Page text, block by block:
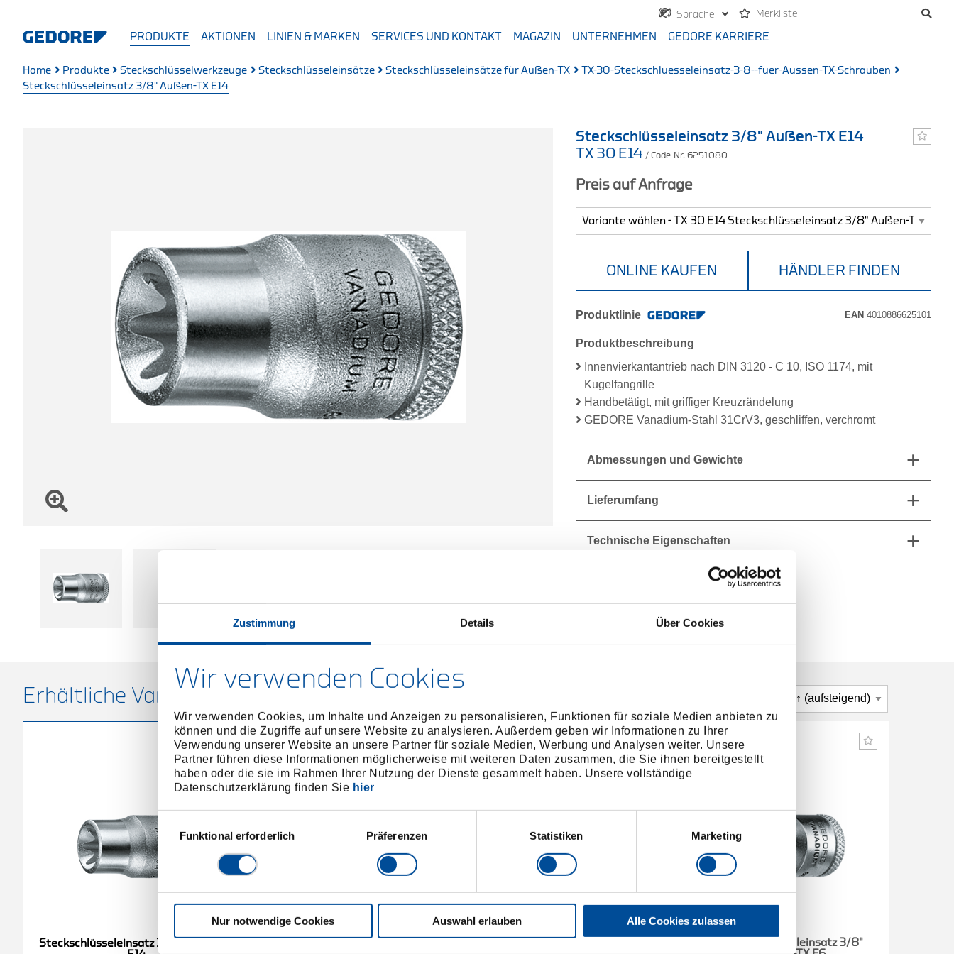
Zustimmung Details Über Cookies
Wir verwenden Cookies
Wir verwenden Cookies, um Inhalte und Anzeigen zu personalisieren, Funktionen für soziale Medien anbieten zu
können und die Zugriffe auf unsere Website zu analysieren. Außerdem geben wir Informationen zu Ihrer
Verwendung unserer Website an unsere Partner für soziale Medien, Werbung und Analysen weiter. Unsere
Partner führen diese Informationen möglicherweise mit weiteren Daten zusammen, die Sie ihnen bereitgestellt
haben oder die sie im Rahmen Ihrer Nutzung der Dienste gesammelt haben. Unsere vollständige
Datenschutzerklärung finden Sie hier
Einwilligungsauswahl
Funktional erforderlich
Präferenzen Statistiken Marketing
Nur notwendige Cookies Auswahl erlauben Alle Cookies zulassen
Sprache Merkliste
PRODUKTE AKTIONEN LINIEN & MARKEN SERVICES UND KONTAKT MAGAZIN UNTERNEHMEN GEDORE KARRIERE
Home Produkte Steckschlüsselwerkzeuge Steckschlüsseleinsätze Steckschlüsseleinsätze für Außen-TX
TX-30-Steckschluesseleinsatz-3-8--fuer-Aussen-TX-Schrauben
Steckschlüsseleinsatz 3/8" Außen-TX E14
Steckschlüsseleinsatz 3/8" Außen-TX E14
TX 30 E14 / Code-Nr. 6251080
Preis auf Anfrage
ONLINE KAUFEN HÄNDLER FINDEN
Produktlinie EAN 4010886625101
Produktbeschreibung
Innenvierkantantrieb nach DIN 3120 - C 10, ISO 1174, mit
Kugelfangrille
Handbetätigt, mit griffiger Kreuzrändelung
GEDORE Vanadium-Stahl 31CrV3, geschliffen, verchromt
Abmessungen und Gewichte
Lieferumfang
Technische Eigenschaften
Erhältliche Varianten
Steckschlüsseleinsatz 3/8" Außen-TX
3/8"
Steckschlüsseleinsatz 3/8"
Steckschlüsseleinsatz 3/8"